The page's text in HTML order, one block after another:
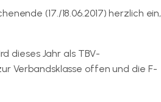
(17./18.06.2017) herzlich ein,
dieses Jahr als TBV-
Verbandsklasse offen und die F-